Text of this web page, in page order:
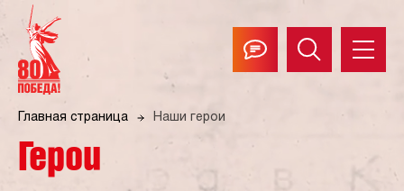
Главная страница Наши герои
Герои